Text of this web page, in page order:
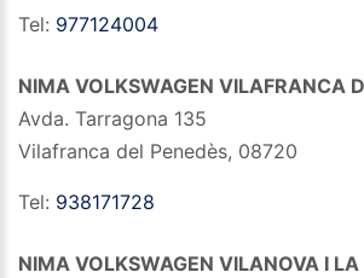
Tel: 977124004
NIMA VOLKSWAGEN VILAFRANCA
Avda. Tarragona 135
Vilafranca del Penedès, 08720
Tel: 938171728
NIMA VOLKSWAGEN VILANOVA I LA